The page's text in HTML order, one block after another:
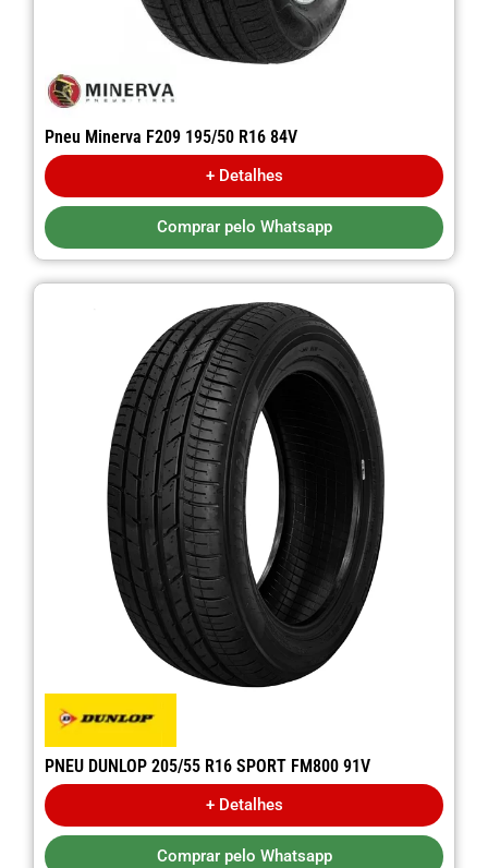
Pneu Minerva F209 195/50 R16 84V
+ Detalhes
Comprar pelo Whatsapp
PNEU DUNLOP 205/55 R16 SPORT FM800 91V
+ Detalhes
Comprar pelo Whatsapp